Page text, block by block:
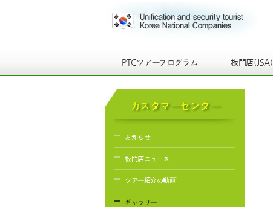
PTCツアープログラム 板門店(JSA)
カスタマーセンター
お知らせ
板門店ニュース
ツアー紹介の動画
ギャラリー